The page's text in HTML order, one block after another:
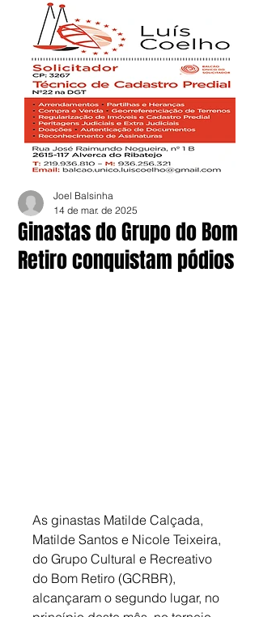
Ginastas do Grupo do Bom
Retiro conquistam pódios
Joel Balsinha
14 de mar. de 2025
As ginastas Matilde Calçada,
Matilde Santos e Nicole Teixeira,
do Grupo Cultural e Recreativo
do Bom Retiro (GCRBR),
alcançaram o segundo lugar, no